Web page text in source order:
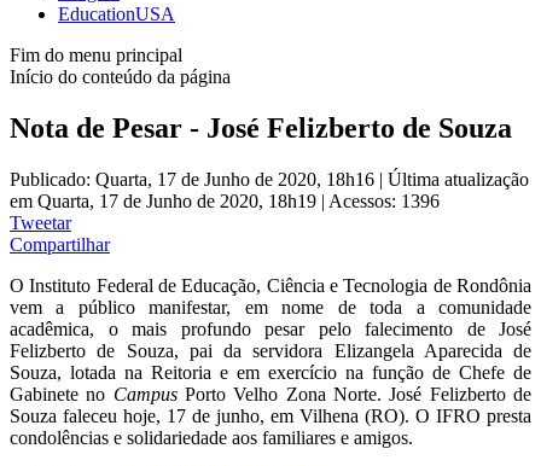
EducationUSA
Fim do menu principal
Início do conteúdo da página
Nota de Pesar - José Felizberto de Souza
Publicado: Quarta, 17 de Junho de 2020, 18h16 | Última atualização
em Quarta, 17 de Junho de 2020, 18h19 | Acessos: 1396
Tweetar
Compartilhar
O Instituto Federal de Educação, Ciência e Tecnologia de Rondônia
vem a público manifestar, em nome de toda a comunidade
acadêmica, o mais profundo pesar pelo falecimento de José
Felizberto de Souza, pai da servidora Elizangela Aparecida de
Souza, lotada na Reitoria e em exercício na função de Chefe de
Gabinete no CampusPorto Velho Zona Norte. José Felizberto de
Souza faleceu hoje, 17 de junho, em Vilhena (RO). O IFRO presta
condolências e solidariedade aos familiares e amigos.